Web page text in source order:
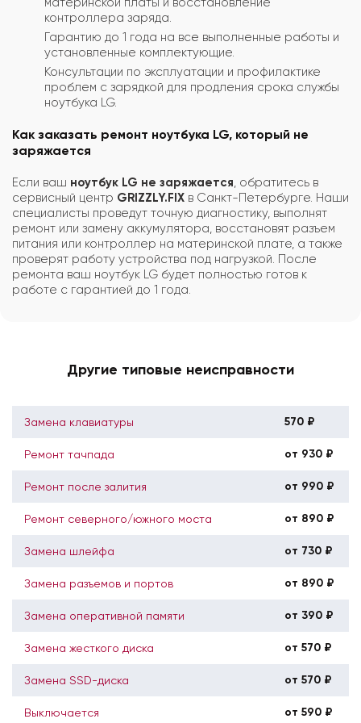
контроллера заряда.
Гарантию до 1 года на все выполненные работы и
установленные комплектующие.
Консультации по эксплуатации и профилактике
проблем с зарядкой для продления срока службы
ноутбука LG.
Как заказать ремонт ноутбука LG, который не
заряжается
Если ваш ноутбук LG не заряжается , обратитесь в
сервисный центр GRIZZLY.FIX в Санкт-Петербурге. Наши
специалисты проведут точную диагностику, выполнят
ремонт или замену аккумулятора, восстановят разъем
питания или контроллер на материнской плате, а также
проверят работу устройства под нагрузкой. После
ремонта ваш ноутбук LG будет полностью готов к
работе с гарантией до 1 года.
Другие типовые неисправности
Замена клавиатуры 570 ₽
Ремонт тачпада от 930 ₽
Ремонт после залития от 990 ₽
Ремонт северного/южного моста от 890 ₽
Замена шлейфа от 730 ₽
Замена разъемов и портов от 890 ₽
Замена оперативной памяти от 390 ₽
Замена жесткого диска от 570 ₽
Замена SSD-диска от 570 ₽
Выключается от 590 ₽